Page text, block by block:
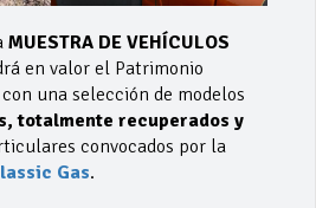
MUESTRA DE VEHÍCULOS
en valor el Patrimonio
una selección de modelos
totalmente recuperados y
convocados por la
Gas.